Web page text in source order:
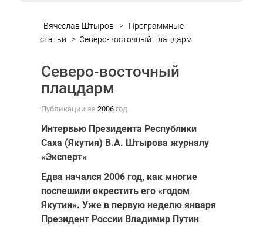
Вячеслав Штыров >
Программные
статьи
> Северо-восточный плацдарм
Северо-восточный
плацдарм
Публикации за2006 год
Интервью Президента Республики
Саха (Якутия) В.А. Штырова журналу
«Эксперт»
Едва начался 2006 год, как многие
поспешили окрестить его «годом
Якутии». Уже в первую неделю января
Президент России Владимир Путин